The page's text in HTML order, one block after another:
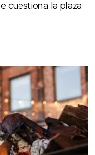
cuestiona la plaza